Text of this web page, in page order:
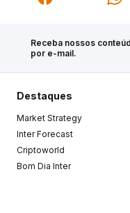
Receba nossos
por e-mail.
Destaques
Market Strategy
Inter Forecast
Criptoworld
Bom Dia Inter